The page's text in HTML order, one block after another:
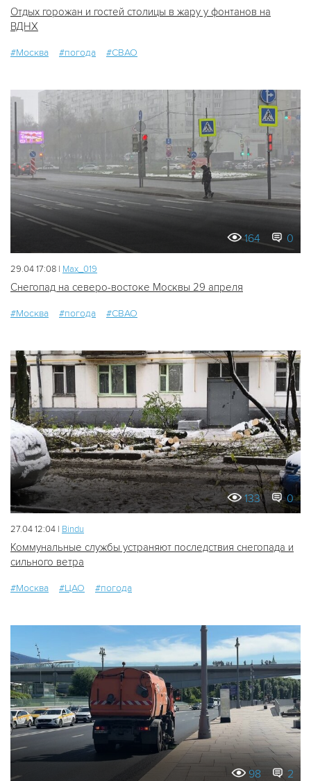
Отдых горожан и гостей столицы в жару у фонтанов на
ВДНХ
#Москва #погода #СВАО
164 0
29.04 17:08 | Мах_019
Снегопад на северо-востоке Москвы 29 апреля
#Москва #погода #СВАО
133 0
27.04 12:04 | Bindu
Коммунальные службы устраняют последствия снегопада и
сильного ветра
#Москва #ЦАО #погода
98 2